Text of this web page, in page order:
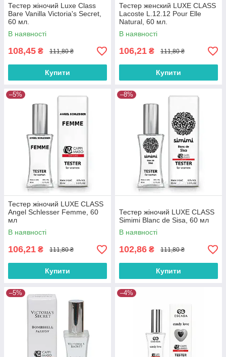
Тестер жіночий Luxe Class
Bare Vanilla Victoria's Secret,
60 мл.
В наявності
108,45 ₴ 111,80 ₴
Купити
Тестер женский LUXE CLASS
Lacoste L.12.12 Pour Elle
Natural, 60 мл.
В наявності
106,21 ₴ 111,80 ₴
Купити
–5%
Тестер жіночий LUXE CLASS
Angel Schlesser Femme, 60
мл
В наявності
106,21 ₴ 111,80 ₴
Купити
–8%
Тестер жіночий LUXE CLASS
Simimi Blanc de Sisa, 60 мл
В наявності
102,86 ₴ 111,80 ₴
Купити
–5% –4%